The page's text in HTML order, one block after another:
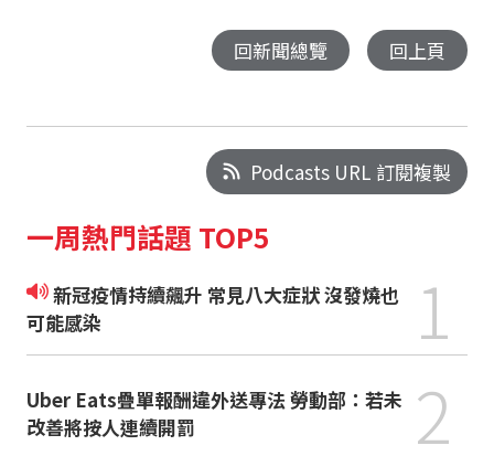
回新聞總覽 回上頁
Podcasts URL 訂閱複製
一周熱門話題 TOP5
新冠疫情持續飆升 常見八大症狀 沒發燒也
可能感染
1
Uber Eats疊單報酬違外送專法 勞動部：若未
改善將按人連續開罰
2